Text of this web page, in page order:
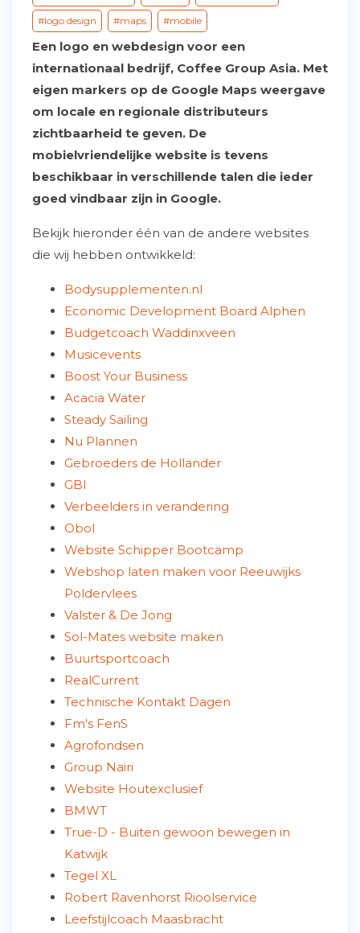
logo design maps mobile
Een logo en webdesign voor een
internationaal bedrijf, Coffee Group Asia. Met
eigen markers op de Google Maps weergave
om locale en regionale distributeurs
zichtbaarheid te geven. De
mobielvriendelijke website is tevens
beschikbaar in verschillende talen die ieder
goed vindbaar zijn in Google.
Bekijk hieronder één van de andere websites
die wij hebben ontwikkeld:
Bodysupplementen.nl
Economic Development Board Alphen
Budgetcoach Waddinxveen
Musicevents
Boost Your Business
Acacia Water
Steady Sailing
Nu Plannen
Gebroeders de Hollander
GBI
Verbeelders in verandering
Obol
Website Schipper Bootcamp
Webshop laten maken voor Reeuwijks
Poldervlees
Valster & De Jong
Sol-Mates website maken
Buurtsportcoach
RealCurrent
Technische Kontakt Dagen
Fm's FenS
Agrofondsen
Group Nairi
Website Houtexclusief
BMWT
True-D - Buiten gewoon bewegen in
Katwijk
Tegel XL
Robert Ravenhorst Rioolservice
Leefstijlcoach Maasbracht